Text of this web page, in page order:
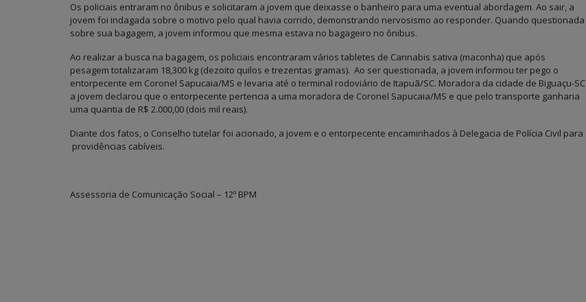
Os policiais entraram no ônibus e solicitaram a jovem que deixasse o banheiro para uma eventual abordagem. Ao sair, a
jovem foi indagada sobre o motivo pelo qual havia corrido, demonstrando nervosismo ao responder. Quando questionada
sobre sua bagagem, a jovem informou que mesma estava no bagageiro no ônibus.
Ao realizar a busca na bagagem, os policiais encontraram vários tabletes de Cannabis sativa (maconha) que após
pesagem totalizaram 18,300 kg (dezoito quilos e trezentas gramas). Ao ser questionada, a jovem informou ter pego o
entorpecente em Coronel Sapucaia/MS e levaria até o terminal rodoviário de Itapuã/SC. Moradora da cidade de Biguaçu-SC
a jovem declarou que o entorpecente pertencia a uma moradora de Coronel Sapucaia/MS e que pelo transporte ganharia
uma quantia de R$ 2.000,00 (dois mil reais).
Diante dos fatos, o Conselho tutelar foi acionado, a jovem e o entorpecente encaminhados à Delegacia de Polícia Civil para
providências cabíveis.
Assessoria de Comunicação Social – 12º BPM